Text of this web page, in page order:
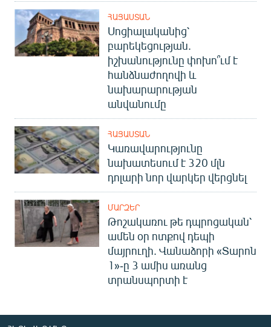
ՀԱՅԱՍՏԱՆ
Սոցիալականից՝
բարեկեցության.
իշխանությունը փոխո՞ւմ է
հանձնաժողովի և
նախարարության
անվանումը
ՀԱՅԱՍՏԱՆ
Կառավարությունը
նախատեսում է 320 մլն
դոլարի նոր վարկեր վերցնել
ՄԱՐԶԵՐ
Թոշակառու թե դպրոցական՝
ամեն օր ոտքով դեպի
մայրուղի. Վանաձորի «Տարոն
1»-ը 3 ամիս առանց
տրանսպորտի է